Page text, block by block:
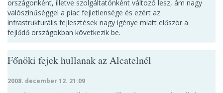
országonként, illetve szolgáltatónként változó lesz, ám nagy
valószínűséggel a piac fejletlensége és ezért az
infrastrukturális fejlesztések nagy igénye miatt először a
fejlődő országokban következik be.
Főnöki fejek hullanak az Alcatelnél
2008. december 12. 21:09